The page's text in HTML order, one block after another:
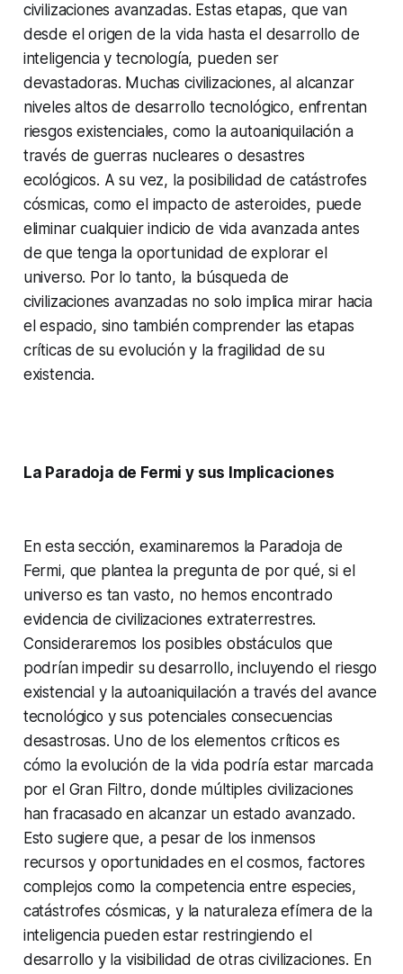
civilizaciones avanzadas. Estas etapas, que van
desde el origen de la vida hasta el desarrollo de
inteligencia y tecnología, pueden ser
devastadoras. Muchas civilizaciones, al alcanzar
niveles altos de desarrollo tecnológico, enfrentan
riesgos existenciales, como la autoaniquilación a
través de guerras nucleares o desastres
ecológicos. A su vez, la posibilidad de catástrofes
cósmicas, como el impacto de asteroides, puede
eliminar cualquier indicio de vida avanzada antes
de que tenga la oportunidad de explorar el
universo. Por lo tanto, la búsqueda de
civilizaciones avanzadas no solo implica mirar hacia
el espacio, sino también comprender las etapas
críticas de su evolución y la fragilidad de su
existencia.
La Paradoja de Fermi y sus Implicaciones
En esta sección, examinaremos la Paradoja de
Fermi, que plantea la pregunta de por qué, si el
universo es tan vasto, no hemos encontrado
evidencia de civilizaciones extraterrestres.
Consideraremos los posibles obstáculos que
podrían impedir su desarrollo, incluyendo el riesgo
existencial y la autoaniquilación a través del avance
tecnológico y sus potenciales consecuencias
desastrosas. Uno de los elementos críticos es
cómo la evolución de la vida podría estar marcada
por el Gran Filtro, donde múltiples civilizaciones
han fracasado en alcanzar un estado avanzado.
Esto sugiere que, a pesar de los inmensos
recursos y oportunidades en el cosmos, factores
complejos como la competencia entre especies,
catástrofes cósmicas, y la naturaleza efímera de la
inteligencia pueden estar restringiendo el
desarrollo y la visibilidad de otras civilizaciones. En